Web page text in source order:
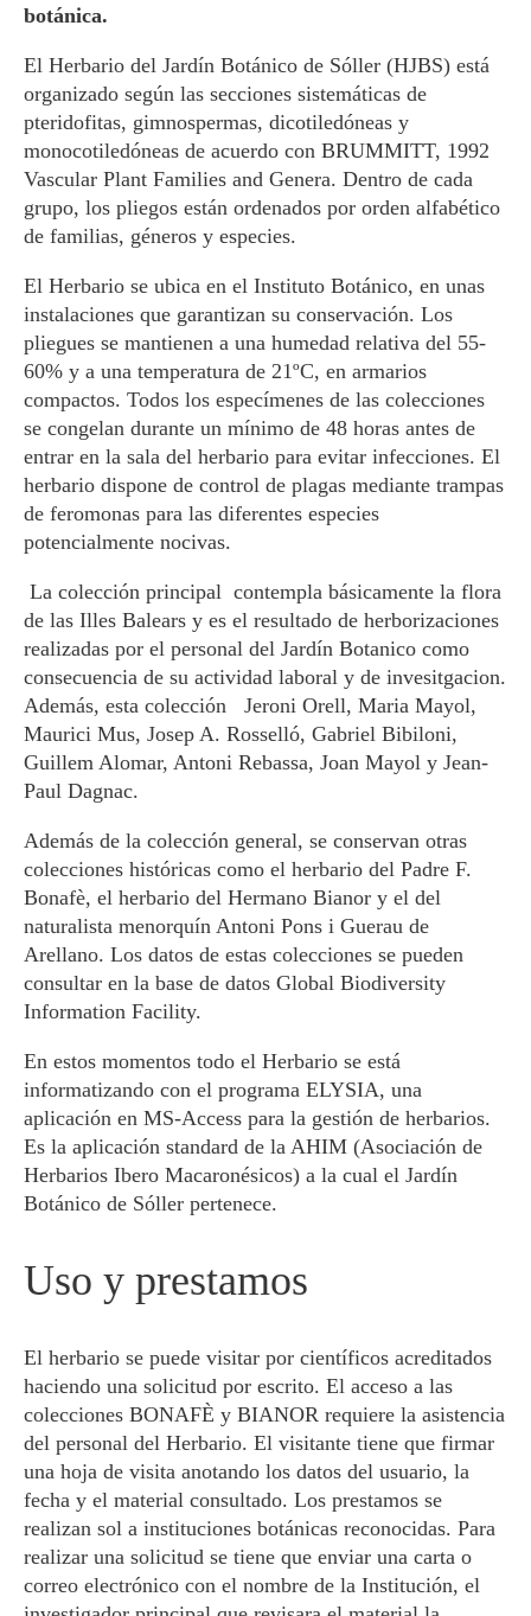
botánica.
El Herbario del Jardín Botánico de Sóller (HJBS) está
organizado según las secciones sistemáticas de
pteridofitas, gimnospermas, dicotiledóneas y
monocotiledóneas de acuerdo con BRUMMITT, 1992
Vascular Plant Families and Genera. Dentro de cada
grupo, los pliegos están ordenados por orden alfabético
de familias, géneros y especies.
El Herbario se ubica en el Instituto Botánico, en unas
instalaciones que garantizan su conservación. Los
pliegues se mantienen a una humedad relativa del 55-
60% y a una temperatura de 21ºC, en armarios
compactos. Todos los especímenes de las colecciones
se congelan durante un mínimo de 48 horas antes de
entrar en la sala del herbario para evitar infecciones. El
herbario dispone de control de plagas mediante trampas
de feromonas para las diferentes especies
potencialmente nocivas.
La colección principal contempla básicamente la flora
de las Illes Balears y es el resultado de herborizaciones
realizadas por el personal del Jardín Botanico como
consecuencia de su actividad laboral y de invesitgacion.
Además, esta colección Jeroni Orell, Maria Mayol,
Maurici Mus, Josep A. Rosselló, Gabriel Bibiloni,
Guillem Alomar, Antoni Rebassa, Joan Mayol y Jean-
Paul Dagnac.
Además de la colección general, se conservan otras
colecciones históricas como el herbario del Padre F.
Bonafè, el herbario del Hermano Bianor y el del
naturalista menorquín Antoni Pons i Guerau de
Arellano. Los datos de estas colecciones se pueden
consultar en la base de datos Global Biodiversity
Information Facility.
En estos momentos todo el Herbario se está
informatizando con el programa ELYSIA, una
aplicación en MS-Access para la gestión de herbarios.
Es la aplicación standard de la AHIM (Asociación de
Herbarios Ibero Macaronésicos) a la cual el Jardín
Botánico de Sóller pertenece.
Uso y prestamos
El herbario se puede visitar por científicos acreditados
haciendo una solicitud por escrito. El acceso a las
colecciones BONAFÈ y BIANOR requiere la asistencia
del personal del Herbario. El visitante tiene que firmar
una hoja de visita anotando los datos del usuario, la
fecha y el material consultado. Los prestamos se
realizan sol a instituciones botánicas reconocidas. Para
realizar una solicitud se tiene que enviar una carta o
correo electrónico con el nombre de la Institución, el